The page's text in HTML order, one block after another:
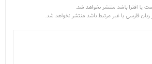
یا افترا باشد منتشر نخواهد شد.
زبان فارسی یا غیر مرتبط باشد منتشر نخواهد شد.